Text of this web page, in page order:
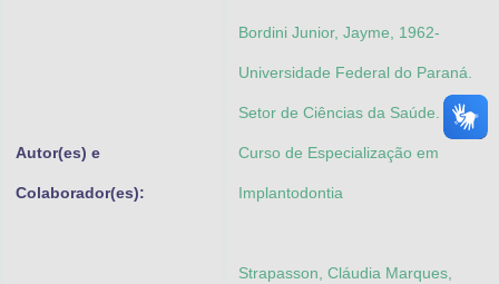
Autor(es) e
Colaborador(es):
Bordini Junior, Jayme, 1962-
Universidade Federal do Paraná.
Setor de Ciências da Saúde.
Curso de Especialização em
Implantodontia
Strapasson, Cláudia Marques,